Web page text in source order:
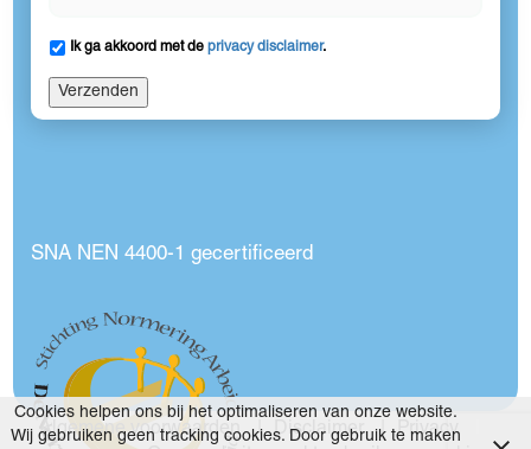
Ik ga akkoord met deprivacy disclaimer.
Verzenden
SNA NEN 4400-1 gecertificeerd
Algemene voorwaarden Disclaimer
Privacy
Cookies helpen ons bij het optimaliseren van onze website.
Wij gebruiken geen tracking cookies. Door gebruik te maken